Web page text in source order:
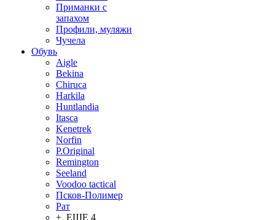
Приманки с
запахом
Профили, муляжи
Чучела
Обувь
Aigle
Bekina
Chiruсa
Harkila
Huntlandia
Itasca
Kenetrek
Norfin
P.Original
Remington
Seeland
Voodoo tactical
Псков-Полимер
Рат
+ ЕЩЕ 4